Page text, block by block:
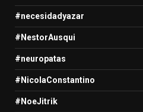
#necesidadyazar
#NestorAusqui
#neuropatas
#NicolaConstantino
#NoeJitrik